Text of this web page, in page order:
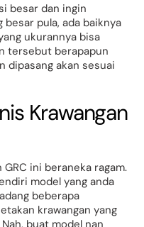
besar dan ingin
besar pula, ada baiknya
ukurannya bisa
tersebut berapapun
dipasang akan sesuai
Krawangan
ini beraneka ragam.
model yang anda
beberapa
krawangan yang